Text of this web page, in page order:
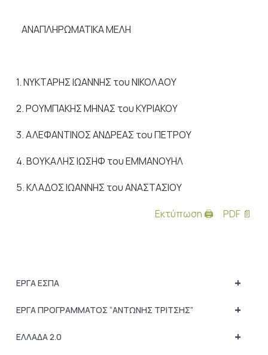
ΑΝΑΠΛΗΡΩΜΑΤΙΚΑ ΜΕΛΗ
1. ΝΥΚΤΑΡΗΣ ΙΩΑΝΝΗΣ του ΝΙΚΟΛΑΟΥ
2. ΡΟΥΜΠΑΚΗΣ ΜΗΝΑΣ του ΚΥΡΙΑΚΟΥ
3. ΑΛΕΦΑΝΤΙΝΟΣ ΑΝΔΡΕΑΣ του ΠΕΤΡΟΥ
4. ΒΟΥΚΑΛΗΣ ΙΩΣΗΦ του ΕΜΜΑΝΟΥΗΛ
5. ΚΛΑΔΟΣ ΙΩΑΝΝΗΣ του ΑΝΑΣΤΑΣΙΟΥ
Εκτύπωση 🖨
PDF 📄
+
ΕΡΓΑ ΕΣΠΑ
+
ΕΡΓΑ ΠΡΟΓΡΑΜΜΑΤΟΣ “ΑΝΤΩΝΗΣ ΤΡΙΤΣΗΣ”
+
ΕΛΛΑΔΑ 2.0